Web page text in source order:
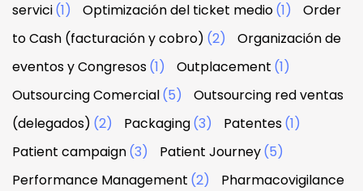
servici(1) Optimización del ticket medio(1)
Order
to Cash (facturación y cobro) (2)
Organización de
eventos y Congresos(1) Outplacement (1)
Outsourcing Comercial(5)
Outsourcing red ventas
(delegados) (2) Packaging(3) Patentes(1)
Patient campaign(3) Patient Journey(5)
Performance Management (2)
Pharmacovigilance